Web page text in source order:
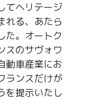
てヘリテージ
れる、あたら
た。オートク
スのサヴォワ
動車産業にお
ランスだけが
を提示いたし